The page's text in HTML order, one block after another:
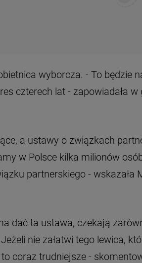
wyborcza. - To będzie
czterech lat - zapowiadała
a ustawy o związkach
w Polsce kilka milionów
partnerskiego - wskazała
dać ta ustawa, czekają
nie załatwi tego lewica,
coraz trudniejsze -